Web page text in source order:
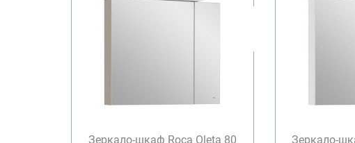
Зеркало-шкаф Roca Oleta 80
Зеркало-